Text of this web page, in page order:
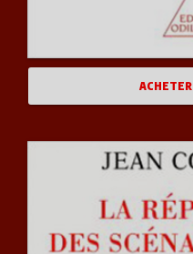
ACHETER